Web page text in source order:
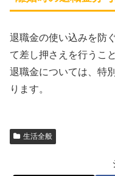
退職金の使い込みを防
て差し押さえを行うこ
退職金については、特
ります。
生活全般